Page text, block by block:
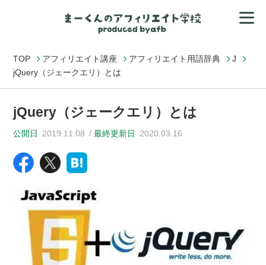
TOP アフィリエイト講座 アフィリエイト用語辞典
J
jQuery（ジェークエリ）とは
jQuery（ジェークエリ）とは
公開日 2019.11.08 最終更新日 2020.03.16